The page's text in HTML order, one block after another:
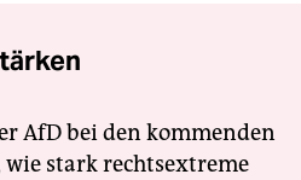
AfD bei den kommenden
stark rechtsextreme